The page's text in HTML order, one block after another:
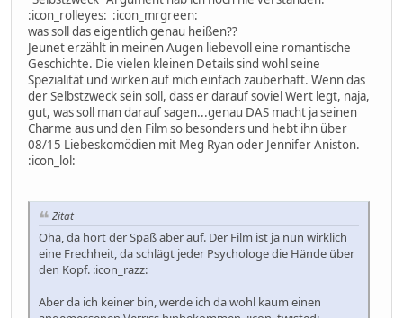
:icon_rolleyes: :icon_mrgreen:
was soll das eigentlich genau heißen??
Jeunet erzählt in meinen Augen liebevoll eine romantische
Geschichte. Die vielen kleinen Details sind wohl seine
Spezialität und wirken auf mich einfach zauberhaft. Wenn das
der Selbstzweck sein soll, dass er darauf soviel Wert legt, naja,
gut, was soll man darauf sagen...genau DAS macht ja seinen
Charme aus und den Film so besonders und hebt ihn über
08/15 Liebeskomödien mit Meg Ryan oder Jennifer Aniston.
:icon_lol:
Zitat
Oha, da hört der Spaß aber auf. Der Film ist ja nun wirklich
eine Frechheit, da schlägt jeder Psychologe die Hände über
den Kopf. :icon_razz:
Aber da ich keiner bin, werde ich da wohl kaum einen